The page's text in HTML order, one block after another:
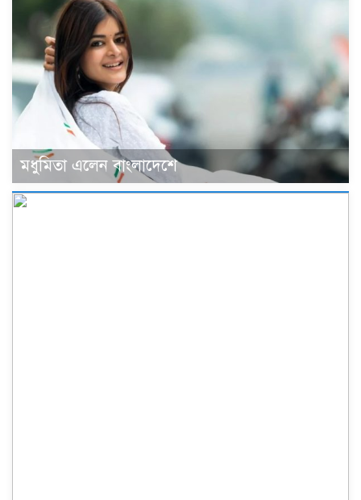
মধুমিতা এলেন বাংলাদেশে